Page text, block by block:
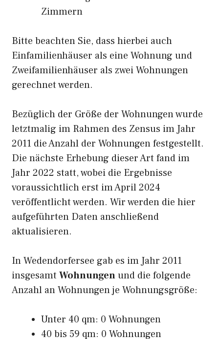
Zimmern
Bitte beachten Sie, dass hierbei auch
Einfamilienhäuser als eine Wohnung und
Zweifamilienhäuser als zwei Wohnungen
gerechnet werden.
Bezüglich der Größe der Wohnungen wurde
letztmalig im Rahmen des Zensus im Jahr
2011 die Anzahl der Wohnungen festgestellt.
Die nächste Erhebung dieser Art fand im
Jahr 2022 statt, wobei die Ergebnisse
voraussichtlich erst im April 2024
veröffentlicht werden. Wir werden die hier
aufgeführten Daten anschließend
aktualisieren.
In Wedendorfersee gab es im Jahr 2011
insgesamt Wohnungenund die folgende
Anzahl an Wohnungen je Wohnungsgröße:
Unter 40 qm: 0 Wohnungen
40 bis 59 qm: 0 Wohnungen